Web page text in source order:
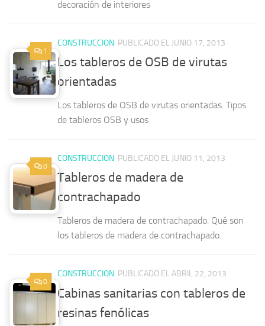
decoración de interiores
1
CONSTRUCCION PUBLICADO EL JUNIO 17, 2013
Los tableros de OSB de virutas
orientadas
Los tableros de OSB de virutas orientadas. Tipos
de tableros OSB y usos
0
CONSTRUCCION PUBLICADO EL JUNIO 11, 2013
Tableros de madera de
contrachapado
Tableros de madera de contrachapado. Qué son
los tableros de madera de contrachapado.
0
CONSTRUCCION PUBLICADO EL ABRIL 22, 2013
Cabinas sanitarias con tableros de
resinas fenólicas